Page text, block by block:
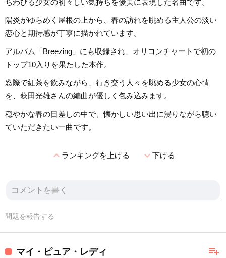
陽炎がゆらめく屋根の上から、春の訪れを眺める主人公の淡い
恋心と期待感が丁寧に描かれています。
アルバム「Breezing」にも収録され、オリコンチャートで初の
トップ10入りを果たした本作。
窓際で紅茶を飲みながら、行き交う人々を眺める少女の心情
を、萩田光雄さんの編曲が優しく包み込みます。
穏やかな春の日差しの中で、懐かしい思い出に浸りながら聴い
ていただきたい一曲です。
expand_lessランキングを上げる expand_more下げる
問題を報告する
playlist_add
マイ・ピュア・レディ